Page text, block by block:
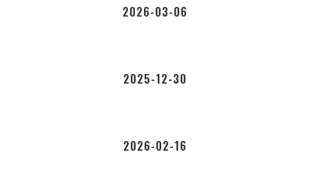
2026-03-06
2025-12-30
2026-02-16